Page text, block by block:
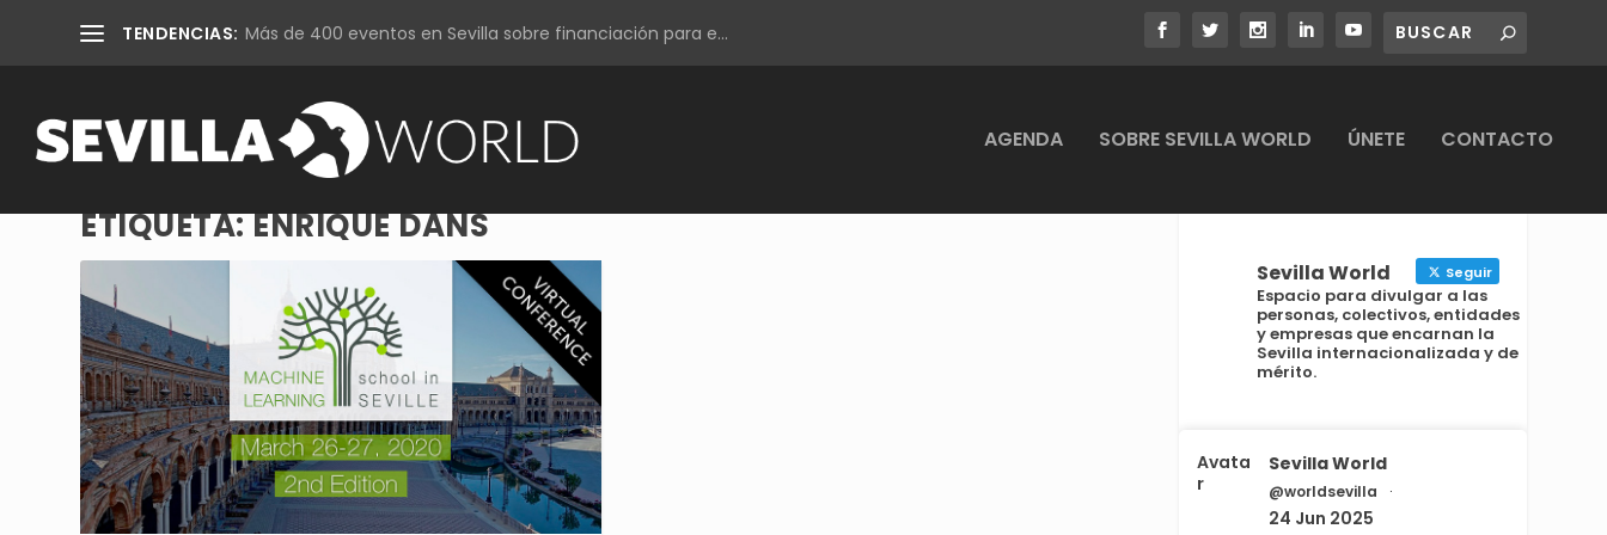
TENDENCIAS: Más de 400 eventos en Sevilla sobre financiación para e...
AGENDA SOBRE SEVILLA WORLD ÚNETE CONTACTO
ETIQUETA:ENRIQUE DANS
Sevilla World Seguir
Espacio para divulgar a las
personas, colectivos, entidades
y empresas que encarnan la
Sevilla internacionalizada y de
mérito.
Avata
r
Sevilla World
@worldsevilla ·
24 Jun 2025